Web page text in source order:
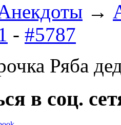
→
- #5787
Ряба
в соц.